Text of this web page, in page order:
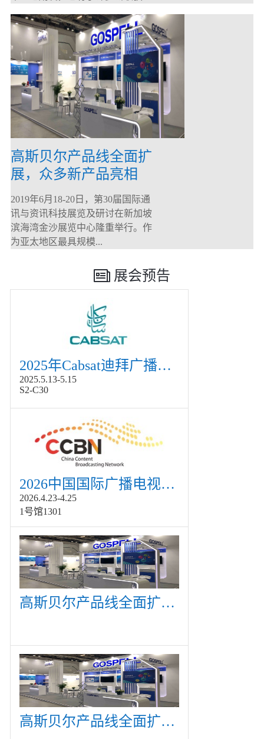
高斯贝尔产品线全面扩
展，众多新产品亮相
CommunicAsia 2019
2019年6月18-20日，第30届国际通
讯与资讯科技展览及研讨在新加坡
滨海湾金沙展览中心隆重举行。作
为亚太地区最具规模...
展会预告
2025年Cabsat迪拜广播电视展
2025.5.13-5.15
S2-C30
2026中国国际广播电视信息网络展览会展
2026.4.23-4.25
1号馆1301
高斯贝尔产品线全面扩展，众多新产品亮相CommunicAsia 2019
高斯贝尔产品线全面扩展，众多新产品亮相CommunicAsia 2019